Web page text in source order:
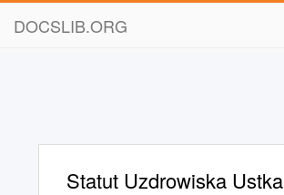
DOCSLIB.ORG
Statut Uzdrowiska Ustka